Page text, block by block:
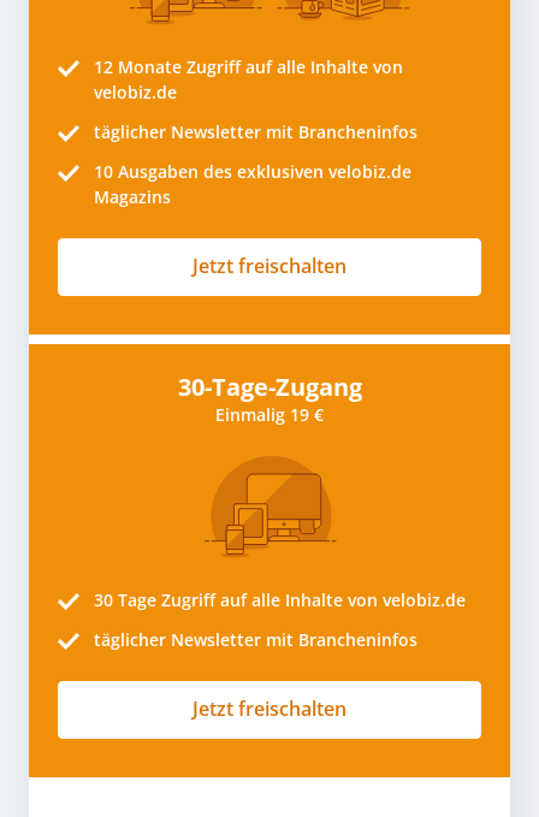
12 Monate Zugriff auf alle Inhalte von
velobiz.de
täglicher Newsletter mit Brancheninfos
10 Ausgaben des exklusiven velobiz.de
Magazins
Jetzt freischalten
30-Tage-Zugang
Einmalig 19 €
30 Tage Zugriff auf alle Inhalte von velobiz.de
täglicher Newsletter mit Brancheninfos
Jetzt freischalten